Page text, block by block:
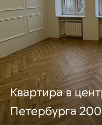
Квартира в
Петербурга